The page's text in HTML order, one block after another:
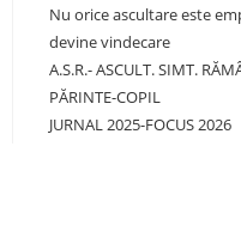
Nu orice ascultare este
devine vindecare
A.S.R.- ASCULT. SIMT.
PĂRINTE-COPIL
JURNAL 2025-FOCUS 2026